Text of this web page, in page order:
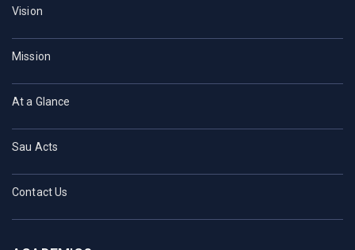
Vision
Mission
At a Glance
Sau Acts
Contact Us